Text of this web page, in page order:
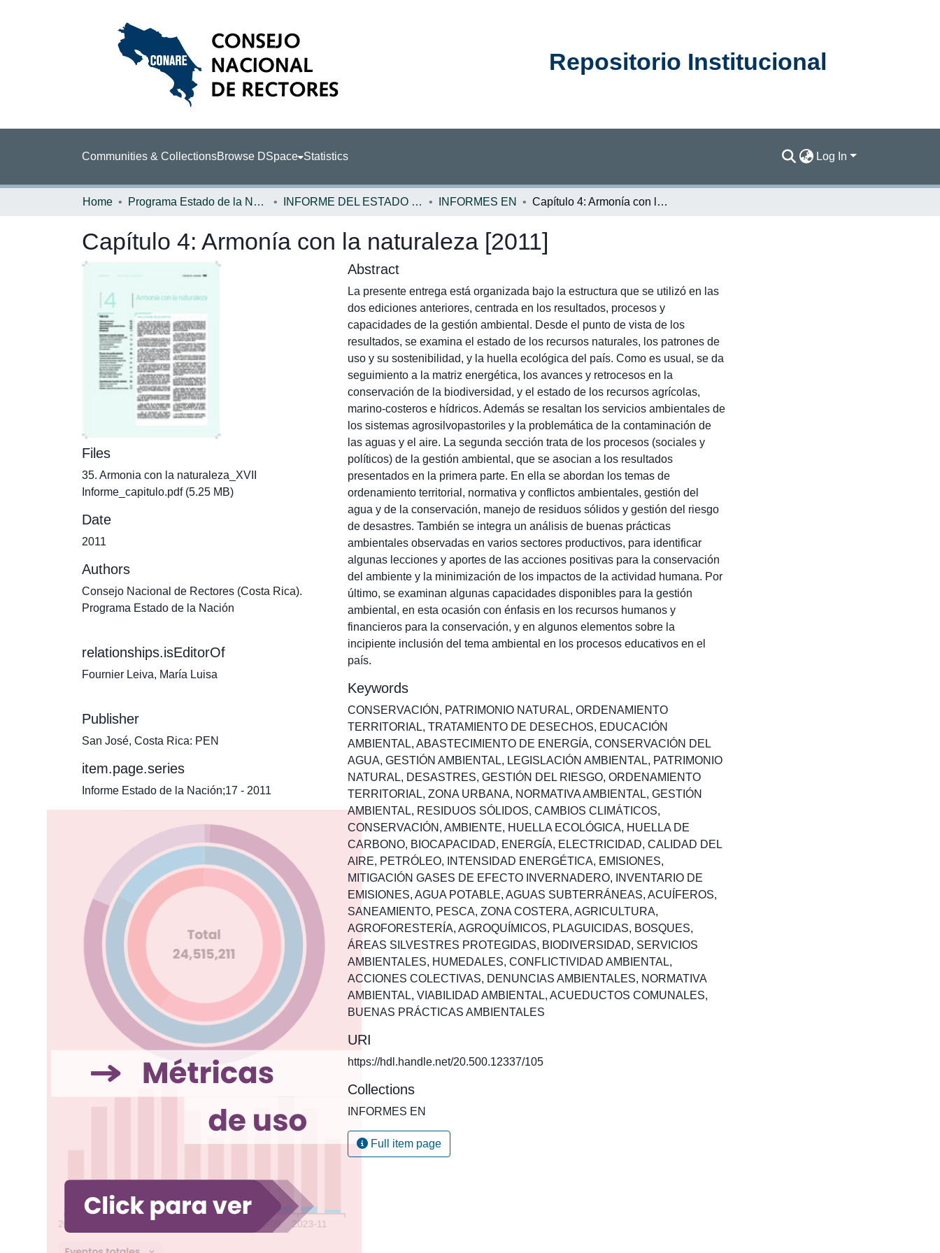
Repositorio Institucional
Communities & CollectionsBrowse DSpace Statistics Log In
Home Programa Estado de la Nación (PEN) INFORME DEL ESTADO DE LA NACION INFORMES EN Capítulo 4: Armonía con la naturaleza [2011]
Capítulo 4: Armonía con la naturaleza [2011]
Files
35. Armonia con la naturaleza_XVII
Informe_capitulo.pdf(5.25 MB)
Date
2011
Authors
Consejo Nacional de Rectores (Costa Rica).
Programa Estado de la Nación
relationships.isEditorOf
Fournier Leiva, María Luisa
Publisher
San José, Costa Rica: PEN
item.page.series
Informe Estado de la Nación;17 - 2011
Abstract
La presente entrega está organizada bajo la estructura que se utilizó en las
dos ediciones anteriores, centrada en los resultados, procesos y
capacidades de la gestión ambiental. Desde el punto de vista de los
resultados, se examina el estado de los recursos naturales, los patrones de
uso y su sostenibilidad, y la huella ecológica del país. Como es usual, se da
seguimiento a la matriz energética, los avances y retrocesos en la
conservación de la biodiversidad, y el estado de los recursos agrícolas,
marino-costeros e hídricos. Además se resaltan los servicios ambientales de
los sistemas agrosilvopastoriles y la problemática de la contaminación de
las aguas y el aire. La segunda sección trata de los procesos (sociales y
políticos) de la gestión ambiental, que se asocian a los resultados
presentados en la primera parte. En ella se abordan los temas de
ordenamiento territorial, normativa y conflictos ambientales, gestión del
agua y de la conservación, manejo de residuos sólidos y gestión del riesgo
de desastres. También se integra un análisis de buenas prácticas
ambientales observadas en varios sectores productivos, para identificar
algunas lecciones y aportes de las acciones positivas para la conservación
del ambiente y la minimización de los impactos de la actividad humana. Por
último, se examinan algunas capacidades disponibles para la gestión
ambiental, en esta ocasión con énfasis en los recursos humanos y
financieros para la conservación, y en algunos elementos sobre la
incipiente inclusión del tema ambiental en los procesos educativos en el
país.
Keywords
CONSERVACIÓN , PATRIMONIO NATURAL, ORDENAMIENTO
TERRITORIAL, TRATAMIENTO DE DESECHOS, EDUCACIÓN
AMBIENTAL, ABASTECIMIENTO DE ENERGÍA, CONSERVACIÓN DEL
AGUA, GESTIÓN AMBIENTAL, LEGISLACIÓN AMBIENTAL, PATRIMONIO
NATURAL, DESASTRES, GESTIÓN DEL RIESGO, ORDENAMIENTO
TERRITORIAL, ZONA URBANA, NORMATIVA AMBIENTAL, GESTIÓN
AMBIENTAL, RESIDUOS SÓLIDOS, CAMBIOS CLIMÁTICOS,
CONSERVACIÓN , AMBIENTE, HUELLA ECOLÓGICA, HUELLA DE
CARBONO, BIOCAPACIDAD, ENERGÍA, ELECTRICIDAD, CALIDAD DEL
AIRE, PETRÓLEO, INTENSIDAD ENERGÉTICA, EMISIONES,
MITIGACIÓN GASES DE EFECTO INVERNADERO,
INVENTARIO DE
EMISIONES, AGUA POTABLE, AGUAS SUBTERRÁNEAS, ACUÍFEROS,
SANEAMIENTO, PESCA, ZONA COSTERA, AGRICULTURA,
AGROFORESTERÍA, AGROQUÍMICOS, PLAGUICIDAS, BOSQUES,
ÁREAS SILVESTRES PROTEGIDAS, BIODIVERSIDAD, SERVICIOS
AMBIENTALES, HUMEDALES, CONFLICTIVIDAD AMBIENTAL,
ACCIONES COLECTIVAS, DENUNCIAS AMBIENTALES, NORMATIVA
AMBIENTAL, VIABILIDAD AMBIENTAL, ACUEDUCTOS COMUNALES,
BUENAS PRÁCTICAS AMBIENTALES
URI
https://hdl.handle.net/20.500.12337/105
Collections
INFORMES EN
Full item page